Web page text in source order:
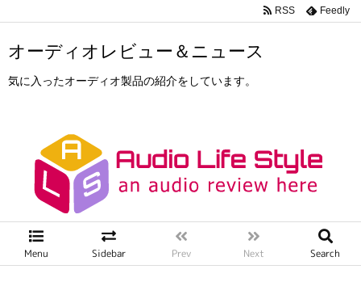
オーディオレビュー＆ニュース
気に入ったオーディオ製品の紹介をしています。
Menu Sidebar Prev Next Search
RSS Feedly